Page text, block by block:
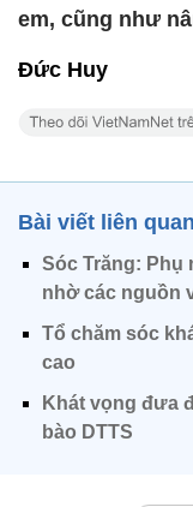
em, cũng như
Đức Huy
Bài viết liên
Sóc Trăng: Phụ
nhờ các nguồn
Tổ chăm sóc
cao
Khát vọng đưa
bào DTTS